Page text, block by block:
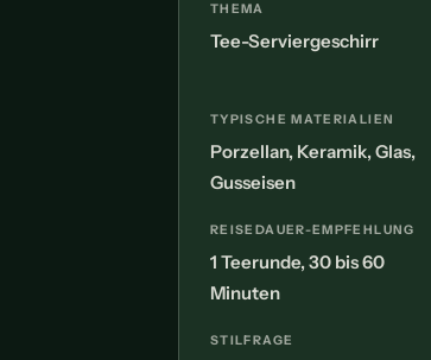
THEMA
Tee-Serviergeschirr
TYPISCHE MATERIALIEN
Porzellan, Keramik, Glas,
Gusseisen
REISEDAUER-EMPFEHLUNG
1 Teerunde, 30 bis 60
Minuten
STILFRAGE